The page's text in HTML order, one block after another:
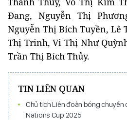
Đang, Nguyễn Thị
Nguyễn Thị Bích Tuyền, Lê
Thị Trinh, Vi Thị Như
Trần Thị Bích Thủy.
TIN LIÊN QUAN
Chủ tịch Liên đoàn bóng chuyền
Nations Cup 2025